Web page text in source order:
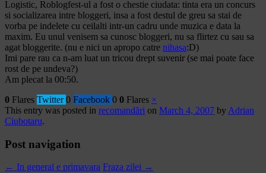
Logistic, Roblogfest-ul a fost o chestie ciudata: tinta era un concurs
si socializarea intre bloggeri, insa a fost destul de greu sa stai de
vorba pe indelete cu ceilalti intr-un cadru unde muzica e data la
maxim. Eu unul venisem sa cunosc bloggeri, nu sa flirtez cu sau sa
agat bloggerite. (nu e nici un apropo catre nihasa:D)
Imi pare rau ca n-am luat un tricou drept suvenir (se mai poate face
rost de pe undeva?)
Am plecat la 00:50.
0 Flares Twitter 0 Facebook 0 0 Flares ×
This entry was posted in recomandări on March 4, 2007 by Adrian
Ciubotaru.
Post navigation
← In general e primavara Fraza zilei →